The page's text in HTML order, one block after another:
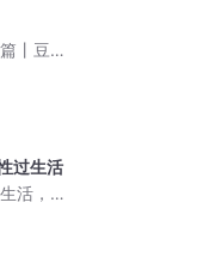
丨豆
过生活
活，